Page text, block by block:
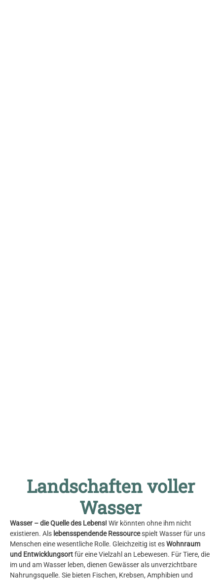
Landschaften voller
Wasser
Wasser – die Quelle des Lebens! Wir könnten ohne ihm nicht
existieren. Als lebensspendende Ressourcespielt Wasser für uns
Menschen eine wesentliche Rolle. Gleichzeitig ist esWohnraum
und Entwicklungsortfür eine Vielzahl an Lebewesen. Für Tiere, die
im und am Wasser leben, dienen Gewässer als unverzichtbare
Nahrungsquelle. Sie bieten Fischen, Krebsen, Amphibien und